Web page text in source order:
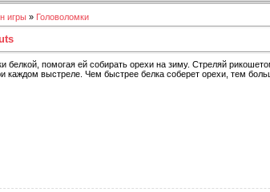
игры » Головоломки
белкой, помогая ей собирать орехи на зиму. Стреляй
каждом выстреле. Чем быстрее белка соберет орехи, тем